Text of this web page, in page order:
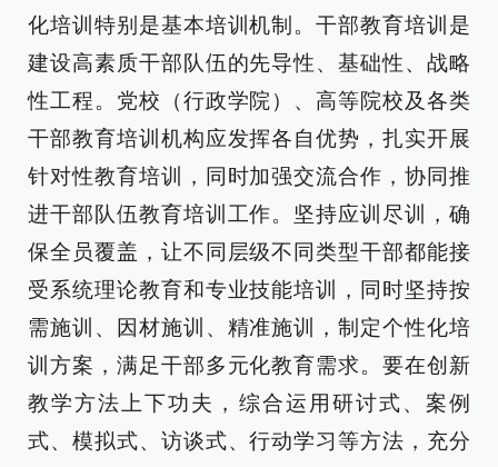
化培训特别是基本培训机制。干部教育培训是
建设高素质干部队伍的先导性、基础性、战略
性工程。党校（行政学院）、高等院校及各类
干部教育培训机构应发挥各自优势，扎实开展
针对性教育培训，同时加强交流合作，协同推
进干部队伍教育培训工作。坚持应训尽训，确
保全员覆盖，让不同层级不同类型干部都能接
受系统理论教育和专业技能培训，同时坚持按
需施训、因材施训、精准施训，制定个性化培
训方案，满足干部多元化教育需求。要在创新
教学方法上下功夫，综合运用研讨式、案例
式、模拟式、访谈式、行动学习等方法，充分